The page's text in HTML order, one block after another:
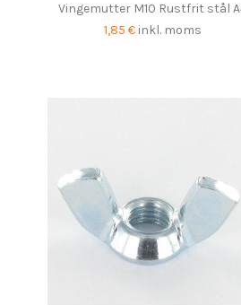
Vingemutter M10 Rustfrit stål
1,85 € inkl. moms